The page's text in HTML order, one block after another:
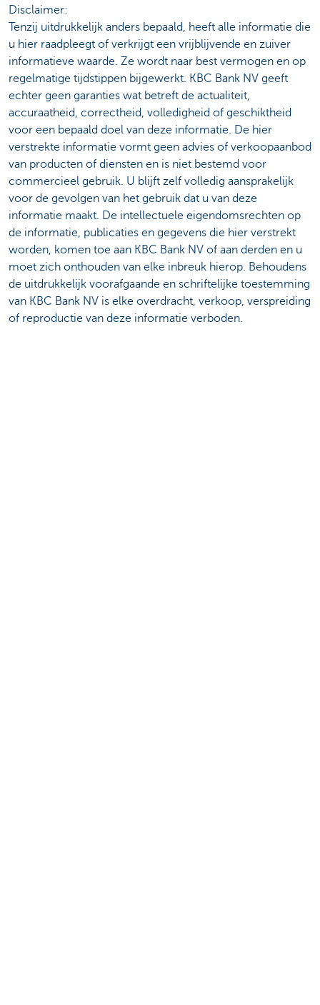
Disclaimer:
Tenzij uitdrukkelijk anders bepaald, heeft alle informatie die
u hier raadpleegt of verkrijgt een vrijblijvende en zuiver
informatieve waarde. Ze wordt naar best vermogen en op
regelmatige tijdstippen bijgewerkt. KBC Bank NV geeft
echter geen garanties wat betreft de actualiteit,
accuraatheid, correctheid, volledigheid of geschiktheid
voor een bepaald doel van deze informatie. De hier
verstrekte informatie vormt geen advies of verkoopaanbod
van producten of diensten en is niet bestemd voor
commercieel gebruik. U blijft zelf volledig aansprakelijk
voor de gevolgen van het gebruik dat u van deze
informatie maakt. De intellectuele eigendomsrechten op
de informatie, publicaties en gegevens die hier verstrekt
worden, komen toe aan KBC Bank NV of aan derden en u
moet zich onthouden van elke inbreuk hierop. Behoudens
de uitdrukkelijk voorafgaande en schriftelijke toestemming
van KBC Bank NV is elke overdracht, verkoop, verspreiding
of reproductie van deze informatie verboden.